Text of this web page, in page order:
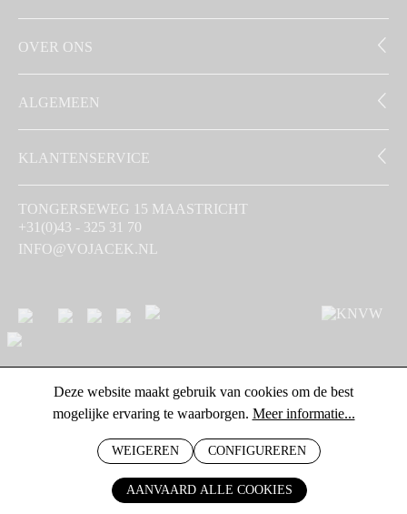
OVER ONS
ALGEMEEN
KLANTENSERVICE
TONGERSEWEG 15 MAASTRICHT
+31(0)43 - 325 31 70
INFO@VOJACEK.NL
Deze website maakt gebruik van cookies om de best
mogelijke ervaring te waarborgen. Meer informatie...
WEIGEREN CONFIGUREREN
AANVAARD ALLE COOKIES